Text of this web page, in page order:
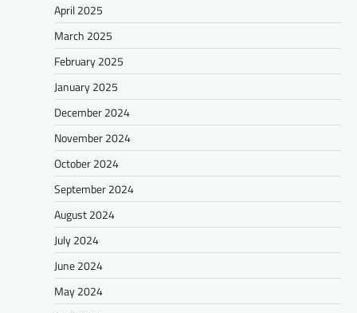
April 2025
March 2025
February 2025
January 2025
December 2024
November 2024
October 2024
September 2024
August 2024
July 2024
June 2024
May 2024